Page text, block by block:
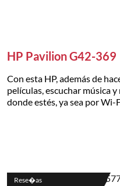
HP Pavilion G42-369
Con esta HP, además de
películas, escuchar música
donde estés, ya sea por Wi-
Rese�as